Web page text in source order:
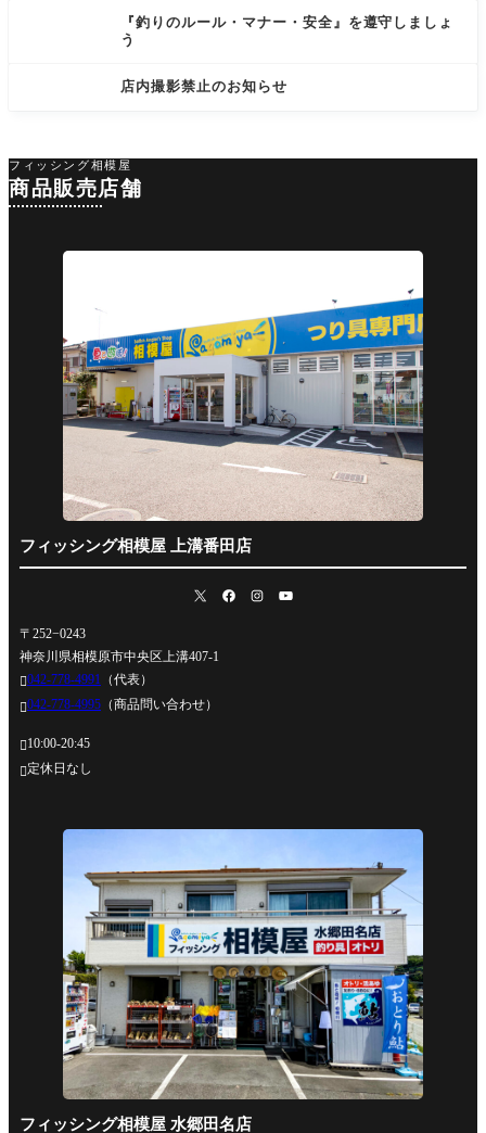
『釣りのルール・マナー・安全』を遵守しましょ
う
店内撮影禁止のお知らせ
フィッシング相模屋
商品販売店舗
フィッシング相模屋 上溝番田店
〒252−0243
神奈川県相模原市中央区上溝407-1
042-778-4991 （代表）
042-778-4995 （商品問い合わせ）
10:00-20:45
定休日なし
フィッシング相模屋 水郷田名店